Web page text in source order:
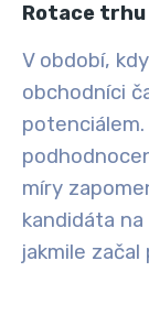
Rotace
V období,
obchodníci
míry
kandidáta
jakmile